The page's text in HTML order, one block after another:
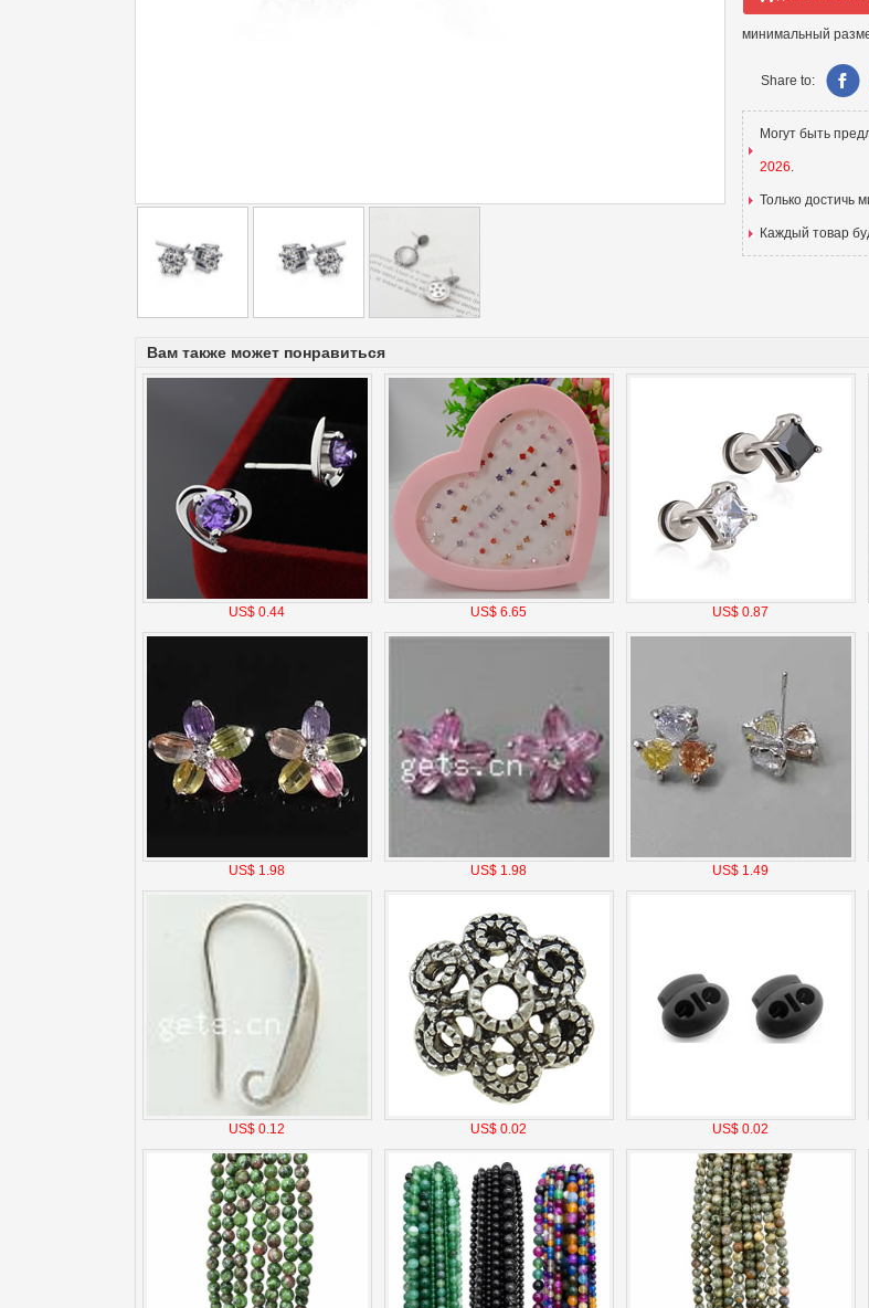
минимальный
Share to:
Могут быть
2026.
Только достичь
Каждый товар
Вам также может понравиться
US$ 0.44 US$ 6.65 US$ 0.87
US$ 1.98 US$ 1.98 US$ 1.49
US$ 0.12 US$ 0.02 US$ 0.02